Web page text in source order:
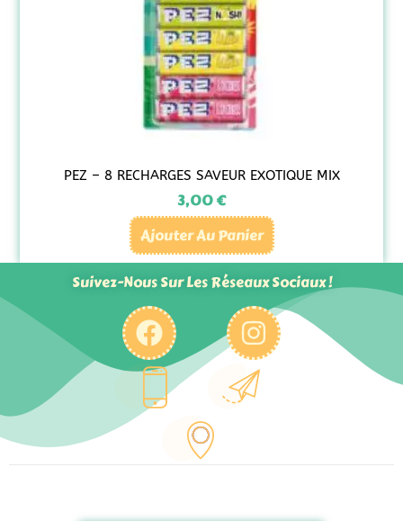
PEZ – 8 RECHARGES SAVEUR EXOTIQUE MIX
3,00€
Ajouter Au Panier
Suivez-Nous Sur Les Réseaux Sociaux !